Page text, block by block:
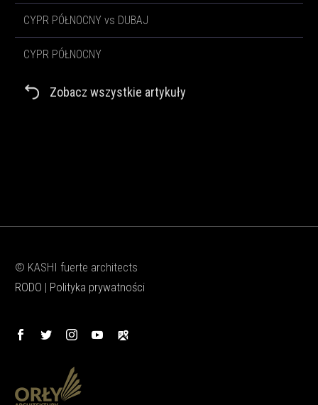
CYPR PÓŁNOCNY vs DUBAJ
CYPR PÓŁNOCNY
Zobacz wszystkie artykuły
© KASHI fuerte architects
RODO | Polityka prywatności